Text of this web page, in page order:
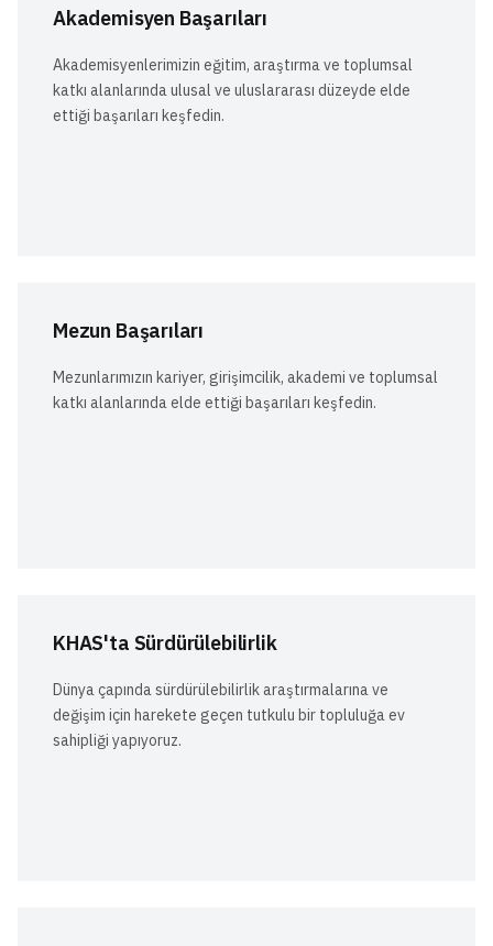
Akademisyen Başarıları
Akademisyenlerimizin eğitim, araştırma ve toplumsal
katkı alanlarında ulusal ve uluslararası düzeyde elde
ettiği başarıları keşfedin.
Mezun Başarıları
Mezunlarımızın kariyer, girişimcilik, akademi ve toplumsal
katkı alanlarında elde ettiği başarıları keşfedin.
KHAS'ta Sürdürülebilirlik
Dünya çapında sürdürülebilirlik araştırmalarına ve
değişim için harekete geçen tutkulu bir topluluğa ev
sahipliği yapıyoruz.